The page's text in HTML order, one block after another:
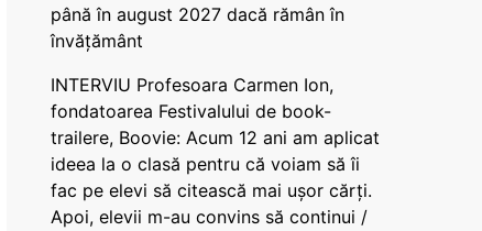
până în august 2027 dacă rămân în
învățământ
INTERVIU Profesoara Carmen Ion,
fondatoarea Festivalului de book-
trailere, Boovie: Acum 12 ani am aplicat
ideea la o clasă pentru că voiam să îi
fac pe elevi să citească mai ușor cărți.
Apoi, elevii m-au convins să continui /